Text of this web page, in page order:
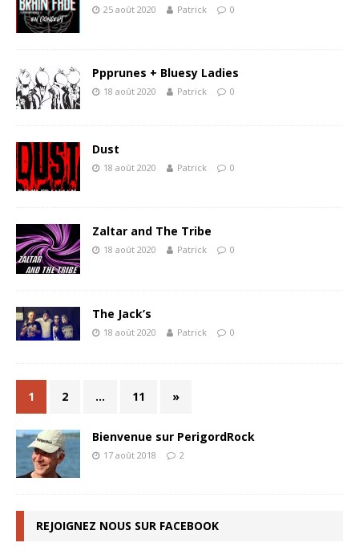
25 août 2020 Patrick 0
Ppprunes + Bluesy Ladies
18 août 2020 Patrick 0
Dust
18 août 2020 Patrick 0
Zaltar and The Tribe
18 août 2020 Patrick 0
The Jack’s
18 août 2020 Patrick 0
1 2 … 11 »
Bienvenue sur PerigordRock
17 août 2018 2
REJOIGNEZ NOUS SUR FACEBOOK